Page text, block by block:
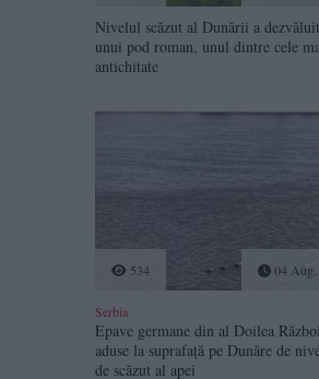
Nivelul scăzut al Dunării a
unui pod roman, unul dintre cele
antichitate
534 04 Aug,
Serbia
Epave germane din al Doilea
aduse la suprafață pe Dunăre de
de scăzut al apei